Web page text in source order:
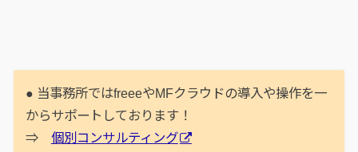
● 当事務所ではfreeeやMFクラウドの導入や操作を一
からサポートしております！
⇒ 個別コンサルティング